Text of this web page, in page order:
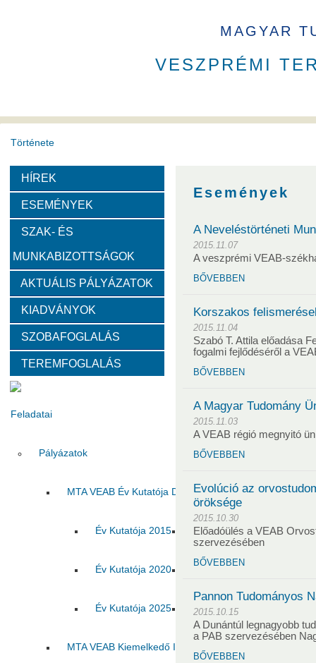
MAGYAR
VESZPRÉMI
Története
A VEAB története
Díjak
Emlékérem VEAB Kiemelkedő Ifjú
Szervezeti felépítése
Választott vezetők Akadémikusok Nem akadémikus
Tanácskozási jogú tagok SZMSZ Testületek
Feladatai
Pályázatok
MTA VEAB Év Kutatója Díj
Év Kutatója 2015 Év Kutatója 2016 Év
Év Kutatója 2020 Év Kutatója 2021
Év Kutatója 2025 Az MTA VEAB Év Kutatója
MTA VEAB Kiemelkedő Ifjú Kutatója Díj
HÍREK
ESEMÉNYEK
SZAK- ÉS
MUNKABIZOTTSÁGOK
AKTUÁLIS PÁLYÁZATOK
KIADVÁNYOK
SZOBAFOGLALÁS
TEREMFOGLALÁS
Események
A Neveléstörténeti
2015.11.07
A veszprémi VEAB-
BŐVEBBEN
Korszakos
2015.11.04
Szabó T. Attila előadása
fogalmi fejlődéséről a
BŐVEBBEN
A Magyar Tudomány
2015.11.03
A VEAB régió megnyitó
BŐVEBBEN
Evolúció az
öröksége
2015.10.30
Előadóülés a VEAB
szervezésében
BŐVEBBEN
Pannon Tudományos
2015.10.15
A Dunántúl legnagyobb
a PAB szervezésében
BŐVEBBEN